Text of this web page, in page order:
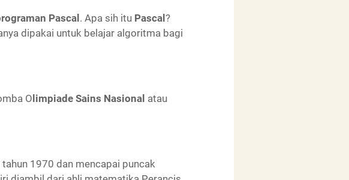
Pascal . Apa sih itu Pascal ?
dipakai untuk belajar algoritma bagi
O limpiade Sains Nasional atau
1970 dan mencapai puncak